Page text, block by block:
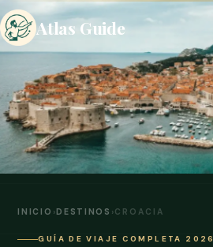
Atlas Guide
INICIO ›DESTINOS ›CROACIA
GUÍA DE VIAJE COMPLETA 2026